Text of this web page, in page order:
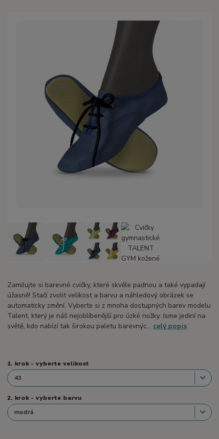
Zamilujte si barevné cvičky, které skvěle padnou a také vypadají
úžasně! Stačí zvolit velikost a barvu a náhledový obrázek se
automaticky změní. Vyberte si z mnoha dostupných barev modelu
Talent, který je náš nejoblíbenější pro úzké nožky. Jsme jediní na
světě, kdo nabízí tak širokou paletu barevnýc... celý popis
1. krok - vyberte velikost
2. krok - vyberte barvu